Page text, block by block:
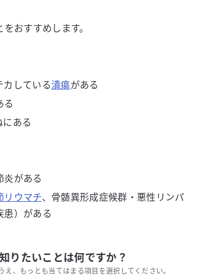
おすすめします。
カしている潰瘍がある
る
ある
炎がある
リウマチ、骨髄異形成症候群・悪性リンパ
患）がある
りたいことは何ですか？
え、もっとも当てはまる項目を選択してください。